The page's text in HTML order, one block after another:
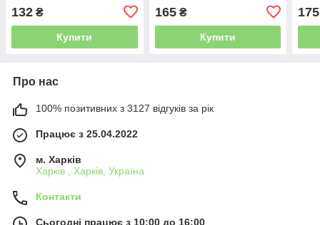
132 ₴
Купити
165₴
Купити
175
Про нас
100% позитивних з 3127 відгуків за рік
Працює з 25.04.2022
м. Харків
Харків , Харків, Україна
Контакти
Сьогодні працює з 10:00 до 16:00